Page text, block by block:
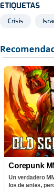
ETIQUETAS
Crisis
Corepunk
Un verdadero
los de antes,